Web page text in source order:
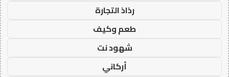
رذاذ التجارة
طعم وكيف
شهود نت
أركاني